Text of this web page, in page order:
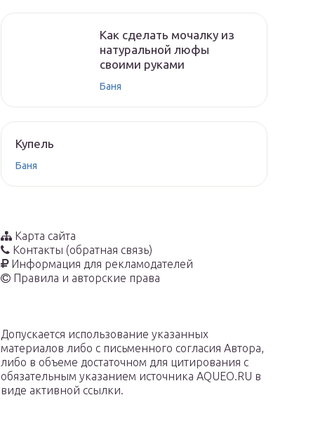
Как сделать мочалку из
натуральной люфы
своими руками
Баня
Купель
Баня
Карта сайта
Контакты (обратная связь)
Информация для рекламодателей
Правила и авторские права
Допускается использование указанных
материалов либо с письменного согласия Автора,
либо в объеме достаточном для цитирования с
обязательным указанием источника AQUEO.RU в
виде активной ссылки.